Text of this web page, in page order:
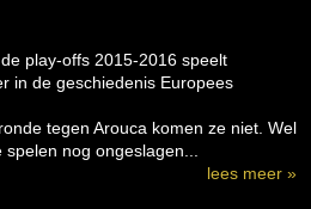
play-offs 2015-2016 speelt
in de geschiedenis Europees
tegen Arouca komen ze niet. Wel
nog ongeslagen...
lees meer »